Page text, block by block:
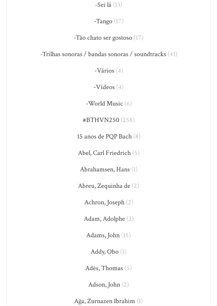
-Sei lá (13)
-Tango(17)
-Tão chato ser gostoso (17)
-Trilhas sonoras / bandas sonoras / soundtracks(41)
-Vários(4)
-Vídeos (4)
-World Music (6)
#BTHVN250(258)
15 anos de PQP Bach(8)
Abel, Carl Friedrich(5)
Abrahamsen, Hans(1)
Abreu, Zequinha de (2)
Achron, Joseph(2)
Adam, Adolphe(2)
Adams, John (15)
Addy, Obo (1)
Adès, Thomas (5)
Adson, John (2)
Ağa, Zurnazen Ibrahim (1)